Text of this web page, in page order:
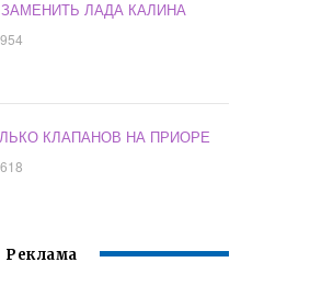
ЗАМЕНИТЬ ЛАДА КАЛИНА
КЛАПАНОВ НА ПРИОРЕ
Реклама